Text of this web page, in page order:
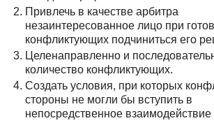
Привлечь в качестве арбитра
незаинтересованное лицо при
конфликтующих подчиниться его
Целенаправленно и
количество конфликтующих.
Создать условия, при которых
стороны не могли бы вступить в
непосредственное взаимодействие